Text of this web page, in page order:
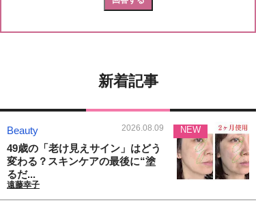
新着記事
Beauty 2026.08.09
49歳の「老け見えサイン」はどう
変わる？スキンケアの最後に“塗
るだ...
遠藤幸子
NEW